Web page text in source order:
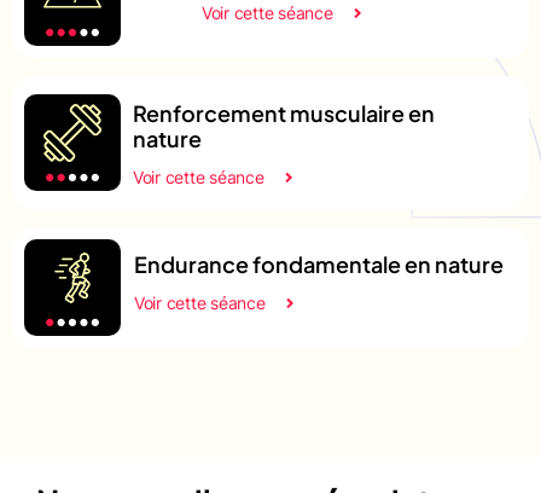
Voir cette séance
Renforcement musculaire en
nature
Voir cette séance
Endurance fondamentale en nature
Voir cette séance